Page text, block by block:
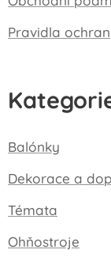
Pravidla
Balónky
Dekorace a
Témata
Ohňostroje